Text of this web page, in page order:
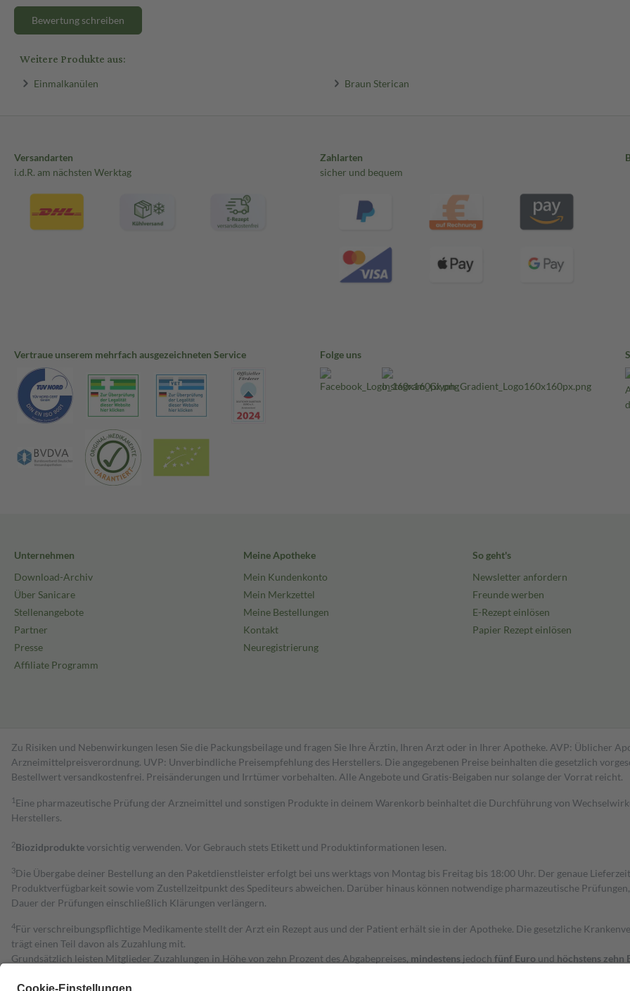
Bewertung schreiben
Weitere Produkte aus:
Einmalkanülen Braun Sterican
Versandarten
i.d.R. am nächsten Werktag
Zahlarten
sicher und bequem
Vertraue unserem mehrfach ausgezeichneten Service Folge uns
Unternehmen
Download-Archiv
Über Sanicare
Stellenangebote
Partner
Presse
Affiliate Programm
Meine Apotheke
Mein Kundenkonto
Mein Merkzettel
Meine Bestellungen
Kontakt
Neuregistrierung
So geht's
Newsletter anfordern
Freunde werben
E-Rezept einlösen
Papier Rezept einlösen
Zu Risiken und Nebenwirkungen lesen Sie die Packungsbeilage und fragen Sie Ihre Ärztin, Ihren Arzt oder in Ihrer Apotheke. AVP: Üblicher
Arzneimittelpreisverordnung. UVP: Unverbindliche Preisempfehlung des Herstellers. Die angegebenen Preise beinhalten die gesetzlich
Bestell­wert versand­kosten­frei. Preisänderungen und Irrtümer vorbehalten. Alle Angebote und Gratis-Beigaben nur solange der Vorrat reicht.
1 Eine pharmazeutische Prüfung der Arzneimittel und sonstigen Produkte in deinem Warenkorb beinhaltet die Durchführung von
Herstellers.
2Biozidproduktevorsichtig verwenden. Vor Gebrauch stets Etikett und Produktinformationen lesen.
3Die Übergabe deiner Bestellung an den Paketdienstleister erfolgt bei uns werktags von Montag bis Freitag bis 18:00 Uhr. Der genaue
Produktverfügbarkeit sowie vom Zustellzeitpunkt des Spediteurs abweichen. Darüber hinaus können notwendige pharmazeutische
Dauer der Prüfungen einschließlich Klärungen verlängern.
4Für verschreibungspflichtige Medikamente stellt der Arzt ein Rezept aus und der Patient erhält sie in der Apotheke. Die gesetzliche
trägt einen Teil davon als Zuzahlung mit.
Grundsätzlich leisten Mitglieder Zuzahlungen in Höhe von zehn Prozent des Abgabepreises, mindestens jedoch fünf Euro und höchstens zehn
Diese Regeln gelten grundsätzlich auch für Online-Apotheken.